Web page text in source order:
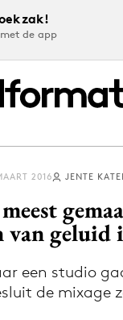
de app
Download de app
nieuws via
Nieuws app
2016 JENTE
geluid
een studio
de mixage